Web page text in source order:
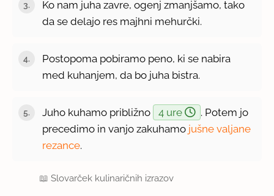
Ko nam juha zavre, ogenj zmanjšamo, tako
da se delajo res majhni mehurčki.
Postopoma pobiramo peno, ki se nabira
med kuhanjem, da bo juha bistra.
Juho kuhamo približno 4 ure
. Potem jo
precedimo in vanjo zakuhamo jušne valjane
rezance.
📖Slovarček kulinaričnih izrazov